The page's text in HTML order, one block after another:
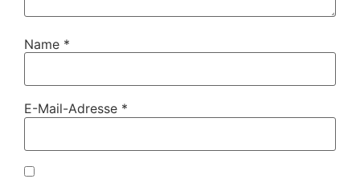
Name *
E-Mail-Adresse *